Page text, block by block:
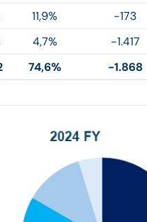
11,9% -173
4,7% -1.417
74,6% -1.868